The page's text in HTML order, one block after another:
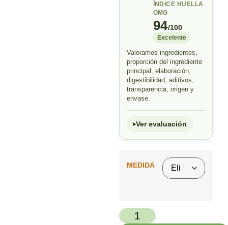
ÍNDICE HUELLA
OMG
94/100
Excelente
Valoramos ingredientes,
proporción del ingrediente
principal, elaboración,
digestibilidad, aditivos,
transparencia, origen y
envase.
Ver evaluación
MEDIDA